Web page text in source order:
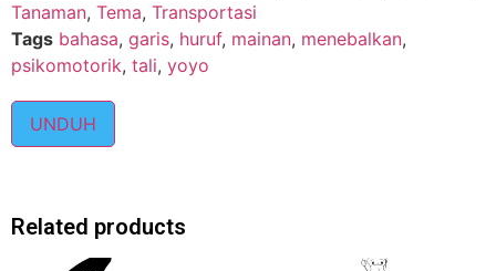
Tanaman, Tema, Transportasi
Tags bahasa, garis, huruf, mainan, menebalkan,
psikomotorik, tali, yoyo
UNDUH
Related products